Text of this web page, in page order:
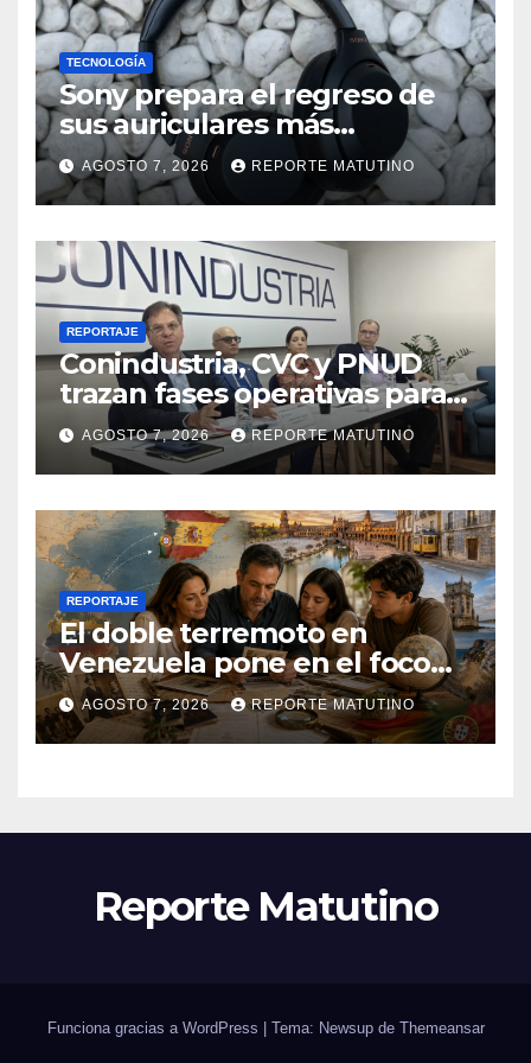
TECNOLOGÍA
Sony prepara el regreso de
sus auriculares más
vendidos, ahora más baratos
AGOSTO 7, 2026 REPORTE MATUTINO
REPORTAJE
Conindustria, CVC y PNUD
trazan fases operativas para
reconstruir a Venezuela
AGOSTO 7, 2026 REPORTE MATUTINO
REPORTAJE
El doble terremoto en
Venezuela pone en el foco
las alternativas legales para
solicitar la nacionalidad por
parte de personas con
AGOSTO 7, 2026 REPORTE MATUTINO
Reporte Matutino
Funciona gracias a WordPress | Tema: Newsup de Themeansar